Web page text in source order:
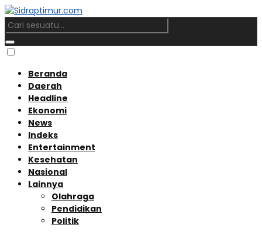
Beranda
Daerah
Headline
Ekonomi
News
Indeks
Entertainment
Kesehatan
Nasional
Lainnya
Olahraga
Pendidikan
Politik